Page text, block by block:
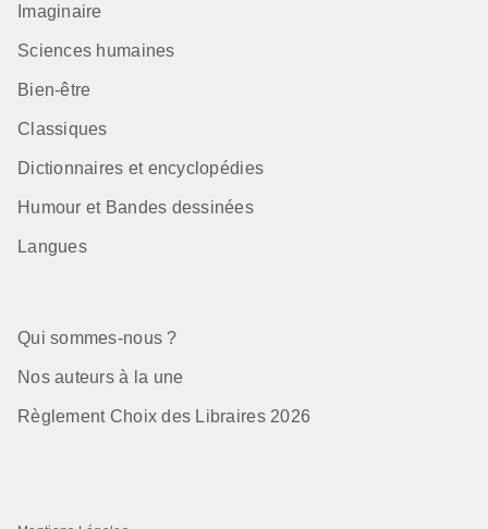
Imaginaire
Sciences humaines
Bien-être
Classiques
Dictionnaires et encyclopédies
Humour et Bandes dessinées
Langues
Qui sommes-nous ?
Nos auteurs à la une
Règlement Choix des Libraires 2026